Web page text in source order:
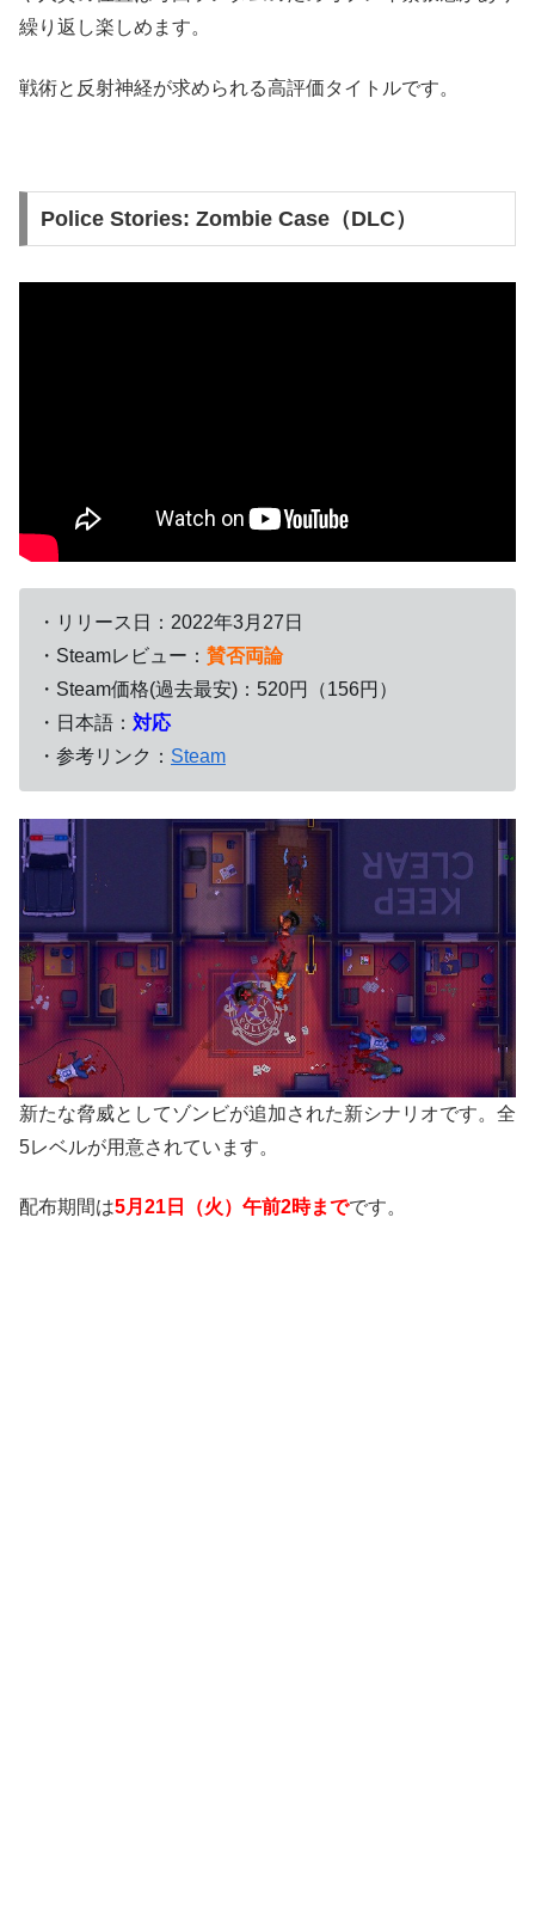
繰り返し楽しめます。
戦術と反射神経が求められる高評価タイトルです。
Police Stories: Zombie Case（DLC）
・リリース日：2022年3月27日
・Steamレビュー： 賛否両論
・Steam価格(過去最安)：520円（156円）
・日本語： 対応
・参考リンク： Steam
新たな脅威としてゾンビが追加された新シナリオです。全
5レベルが用意されています。
配布期間は5月21日（火）午前2時までです。